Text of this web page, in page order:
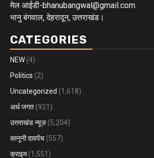
मेल आईडी-bhanubangwal@gmail.com
भानु बंगवाल, देहरादून, उत्तराखंड।
CATEGORIES
NEW (4)
Politics (2)
Uncategorized (1,618)
अर्थ जगत (921)
उत्तराखंड न्यूज़ (5,204)
कानूनी दावपेंच (557)
क्राइम(1,551)